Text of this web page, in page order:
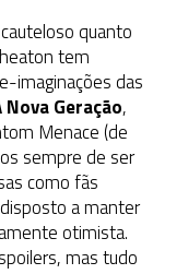
quanto
tem
imaginações das
Nova Geração,
Menace (de
sempre de ser
como fãs
a manter
otimista.
mas tudo